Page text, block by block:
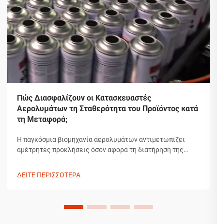
Πώς Διασφαλίζουν οι Κατασκευαστές
Αερολυμάτων τη Σταθερότητα του Προϊόντος κατά
τη Μεταφορά;
Η παγκόσμια βιομηχανία αερολυμάτων αντιμετωπίζει
αμέτρητες προκλήσεις όσον αφορά τη διατήρηση της
ΔΕΙΤΕ ΠΕΡΙΣΣΟΤΕΡΑ